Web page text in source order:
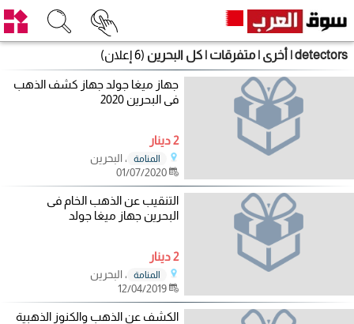
detectors | أخرى | متفرقات | كل البحرين (6 إعلان)
جهاز ميغا جولد جهاز كشف الذهب
فى البحرين 2020
2 دينار
المنامة
، البحرين
01/07/2020
التنقيب عن الذهب الخام فى
البحرين جهاز ميغا جولد
2 دينار
المنامة
، البحرين
12/04/2019
الكشف عن الذهب والكنوز الذهبية